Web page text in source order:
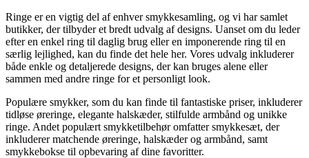
Ringe er en vigtig del af enhver smykkesamling, og vi har samlet
butikker, der tilbyder et bredt udvalg af designs. Uanset om du leder
efter en enkel ring til daglig brug eller en imponerende ring til en
særlig lejlighed, kan du finde det hele her. Vores udvalg inkluderer
både enkle og detaljerede designs, der kan bruges alene eller
sammen med andre ringe for et personligt look.
Populære smykker, som du kan finde til fantastiske priser, inkluderer
tidløse øreringe, elegante halskæder, stilfulde armbånd og unikke
ringe. Andet populært smykketilbehør omfatter smykkesæt, der
inkluderer matchende øreringe, halskæder og armbånd, samt
smykkebokse til opbevaring af dine favoritter.